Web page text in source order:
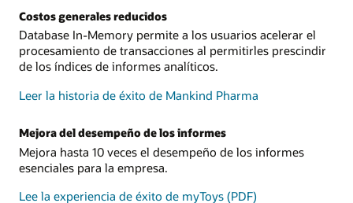
Costos generales reducidos
Database In-Memory permite a los usuarios acelerar el
procesamiento de transacciones al permitirles prescindir
de los índices de informes analíticos.
Leer la historia de éxito de Mankind Pharma
Mejora del desempeño de los informes
Mejora hasta 10 veces el desempeño de los informes
esenciales para la empresa.
Lee la experiencia de éxito de myToys (PDF)